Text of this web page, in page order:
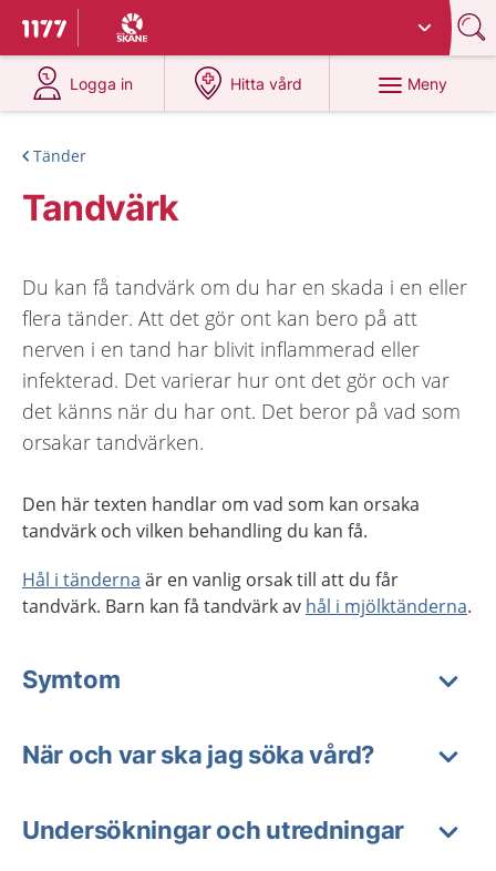
Till startsidan för 1177
Du har valt region
Logga in
på 1177.se
Hitta vård
på 1177.se
Meny
Tänder
Tandvärk
Du kan få tandvärk om du har en skada i en eller
flera tänder. Att det gör ont kan bero på att
nerven i en tand har blivit inflammerad eller
infekterad. Det varierar hur ont det gör och var
det känns när du har ont. Det beror på vad som
orsakar tandvärken.
Den här texten handlar om vad som kan orsaka
tandvärk och vilken behandling du kan få.
Hål i tänderna är en vanlig orsak till att du får
tandvärk. Barn kan få tandvärk av hål i mjölktänderna.
Symtom
När och var ska jag söka vård?
Undersökningar och utredningar